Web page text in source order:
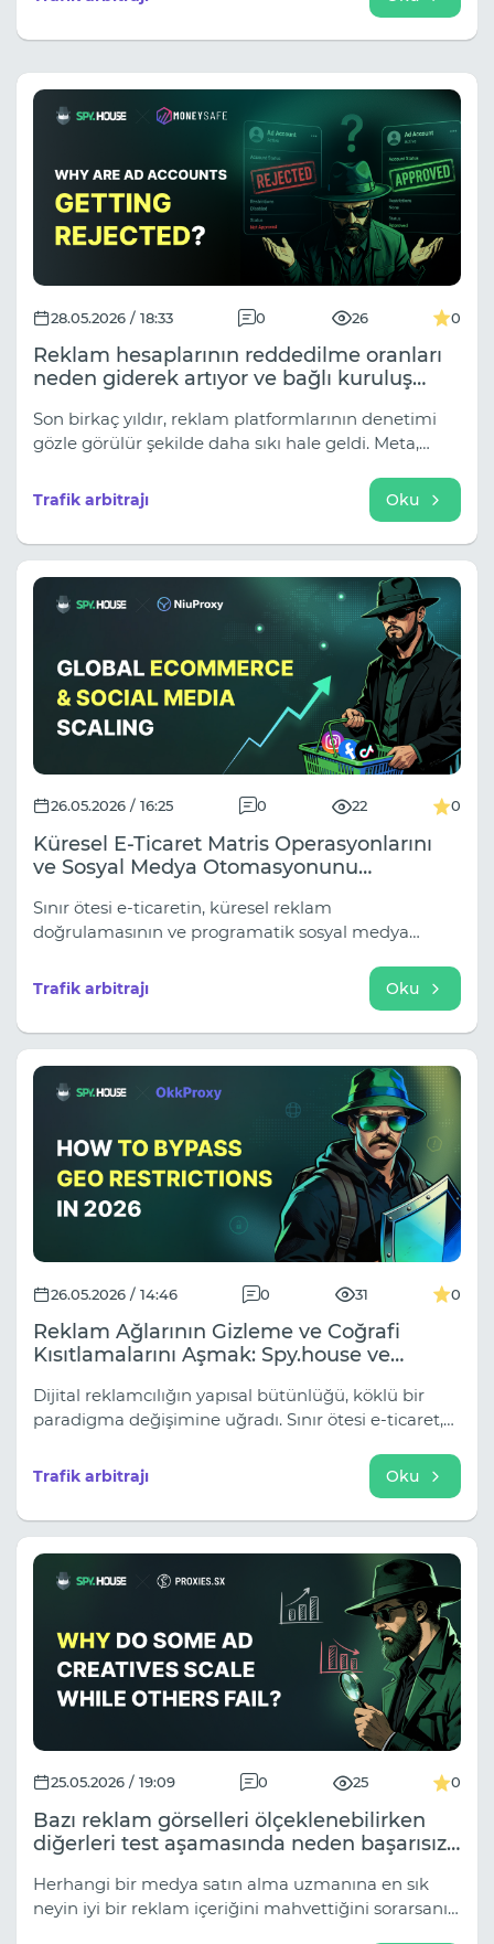
ölçeklenebilirlik.
28.05.2026 / 18:33 0 26 0
Reklam hesaplarının reddedilme oranları
neden giderek artıyor ve bağlı kuruluş
Son birkaç yıldır, reklam platformlarının denetimi
gözle görülür şekilde daha sıkı hale geldi. Meta,
sitelerini, reklam görsellerini ve reklam setlerini
incelemek için algoritmalarını aktif olarak
güncelliyor. Sonuç olarak, "beyaz şapka" reklamcılık
yöntemleri bile giderek daha fazla reklam reddi,
hesap yasaklaması ve kampanya başlatma
sorunlarıyla karşılaşıyor.
Trafik arbitrajı Oku
26.05.2026 / 16:25 0 22 0
Küresel E-Ticaret Matris Operasyonlarını
ve Sosyal Medya Otomasyonunu
Altyapısının Birleşik Gücü
Sınır ötesi e-ticaretin, küresel reklam
doğrulamasının ve programatik sosyal medya
veri doğruluğunun son derece önemli olduğu bir
ekosistem yarattı.
Trafik arbitrajı Oku
26.05.2026 / 14:46 0 31 0
Reklam Ağlarının Gizleme ve Coğrafi
Kısıtlamalarını Aşmak: Spy.house ve
2026'daki Sinerjisi
Dijital reklamcılığın yapısal bütünlüğü, köklü bir
paradigma değişimine uğradı. Sınır ötesi e-ticaret,
istihbaratı toplama giderek karmaşıklaştıkça, veri
çıkarma karlı kampanyaları yönlendiren temel
mekanizma haline geldi.
Trafik arbitrajı Oku
25.05.2026 / 19:09 0 25 0
Bazı reklam görselleri ölçeklenebilirken
diğerleri test aşamasında neden başarısız
Herhangi bir medya satın alma uzmanına en sık
neyin iyi bir reklam içeriğini mahvettiğini sorarsanız,